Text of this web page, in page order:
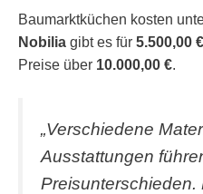
Baumarktküchen kosten
Nobilia gibt es für 5.500,00 €
Preise über 10.000,00 €.
„Verschiedene
Ausstattungen
Preisunterschieden.